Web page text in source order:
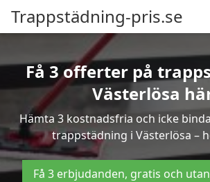
Trappstädning-pris.se
Få 3 offerter på
Västerlösa
Hämta 3 kostnadsfria och icke
trappstädning i Västerlösa –
Få 3 erbjudanden, gratis och